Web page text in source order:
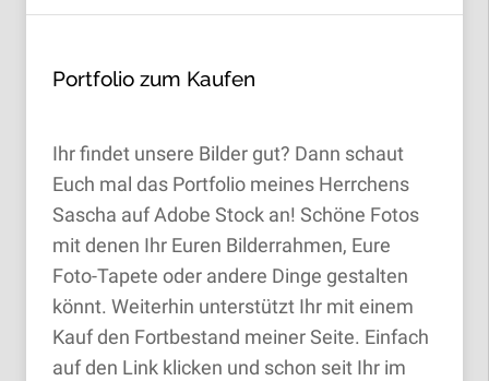
Portfolio zum Kaufen
Ihr findet unsere Bilder gut? Dann schaut
Euch mal das Portfolio meines Herrchens
Sascha auf Adobe Stock an! Schöne Fotos
mit denen Ihr Euren Bilderrahmen, Eure
Foto-Tapete oder andere Dinge gestalten
könnt. Weiterhin unterstützt Ihr mit einem
Kauf den Fortbestand meiner Seite. Einfach
auf den Link klicken und schon seit Ihr im